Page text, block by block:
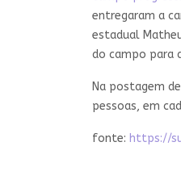
entregaram a
estadual
do campo para
Na postagem
pessoas, em
fonte: https://